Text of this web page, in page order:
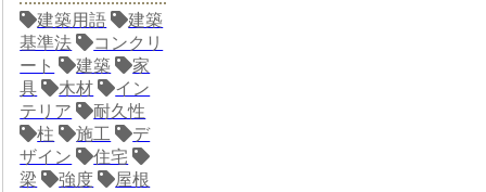
建築用語
建築
基準法
コンクリ
ート
建築
家
具
木材
イン
テリア
耐久性
柱
施工
デ
ザイン
住宅
梁
強度
屋根